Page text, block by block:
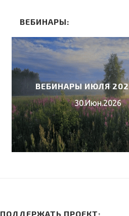
ВЕБИНАРЫ:
ВЕБИНАРЫ ИЮЛЯ
30.Июн.2026
ПОДДЕРЖАТЬ ПРОЕКТ: